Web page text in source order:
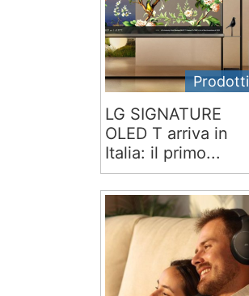
Prodotti
LG SIGNATURE
OLED T arriva in
Italia: il primo...